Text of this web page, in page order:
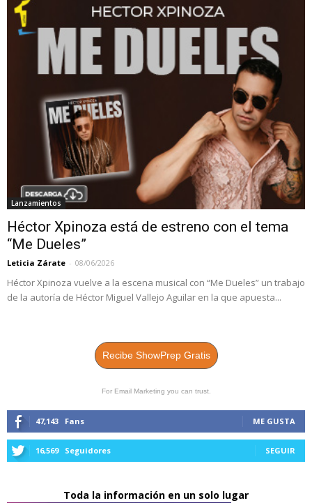
Lanzamientos
Héctor Xpinoza está de estreno con el tema
“Me Dueles”
Leticia Zárate - 08/06/2026
Héctor Xpinoza vuelve a la escena musical con “Me Dueles” un trabajo
de la autoría de Héctor Miguel Vallejo Aguilar en la que apuesta...
Recibe ShowPrep Gratis
For Email Marketing you can trust.
47,143 Fans ME GUSTA
16,569 Seguidores SEGUIR
Toda la información en un solo lugar